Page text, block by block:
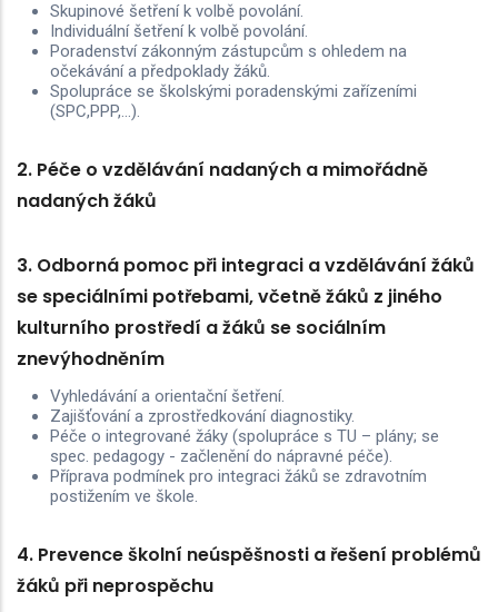
Skupinové šetření k volbě povolání.
Individuální šetření k volbě povolání.
Poradenství zákonným zástupcům s ohledem na
očekávání a předpoklady žáků.
Spolupráce se školskými poradenskými zařízeními
(SPC,PPP,…).
2. Péče o vzdělávání nadaných a mimořádně
nadaných žáků
3. Odborná pomoc při integraci a vzdělávání žáků
se speciálními potřebami, včetně žáků z jiného
kulturního prostředí a žáků se sociálním
znevýhodněním
Vyhledávání a orientační šetření.
Zajišťování a zprostředkování diagnostiky.
Péče o integrované žáky (spolupráce s TU – plány; se
spec. pedagogy - začlenění do nápravné péče).
Příprava podmínek pro integraci žáků se zdravotním
postižením ve škole.
4. Prevence školní neúspěšnosti a řešení problémů
žáků při neprospěchu